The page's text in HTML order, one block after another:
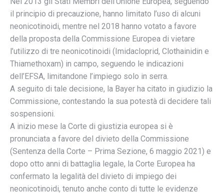
il principio di precauzione, hanno limitato l’uso di alcuni
neonicotinoidi, mentre nel 2018 hanno votato a favore
della proposta della Commissione Europea di vietare
l’utilizzo di tre neonicotinoidi (Imidacloprid, Clothainidin e
Thiamethoxam) in campo, seguendo le indicazioni
dell’EFSA, limitandone l’impiego solo in serra.
A seguito di tale decisione, la Bayer ha citato in giudizio la
Commissione, contestando la sua potestà di decidere tali
sospensioni.
A inizio mese la Corte di giustizia europea si è
pronunciata a favore del divieto della Commissione
(Sentenza della Corte – Prima Sezione, 6 maggio 2021) e
dopo otto anni di battaglia legale, la Corte Europea ha
confermato la legalità del divieto di impiego dei
neonicotinoidi, tenuto anche conto di tutte le evidenze